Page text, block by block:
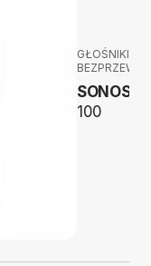
GŁOŚNIKI
SONOS
100